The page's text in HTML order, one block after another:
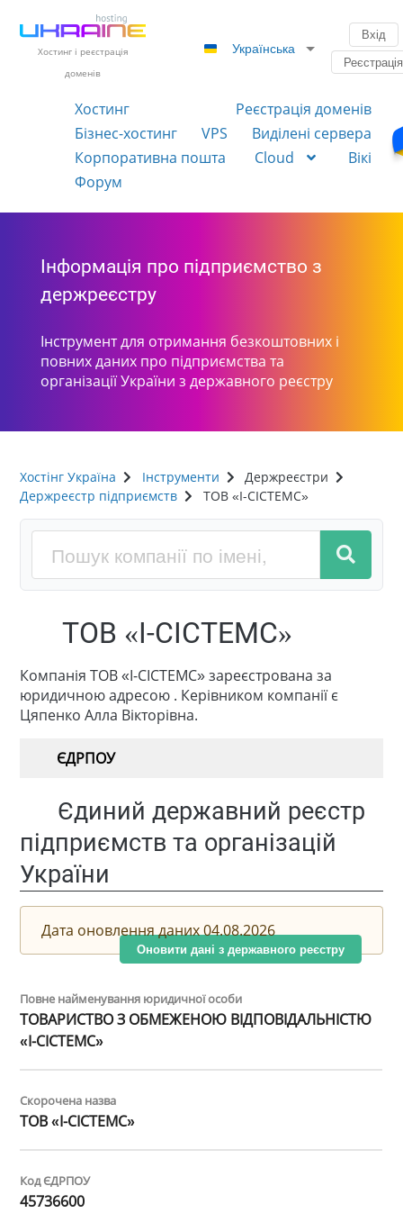
Хостинг і реєстрація
доменів
Українська
Вхід
Реєстрація
Хостинг
Реєстрація доменів
Бізнес-хостинг
VPS
Виділені сервера
Корпоративна пошта
Cloud
Вікі
Форум
Інформація про підприємство з
держреєстру
Інструмент для отримання безкоштовних і
повних даних про підприємства та
організації України з державного реєстру
Хостінг Україна Інструменти
Держреєстри
Держреєстр підприємств
ТОВ «І-СІСТЕМС»
ТОВ «І-СІСТЕМС»
Компанія ТОВ «І-СІСТЕМС» зареєстрована за
юридичною адресою . Керівником компанії є
Цяпенко Алла Вікторівна.
ЄДРПОУ
Єдиний державний реєстр
підприємств та організацій
України
Дата оновлення даних 04.08.2026
Оновити дані з державного реєстру
Повне найменування юридичної особи
ТОВАРИСТВО З ОБМЕЖЕНОЮ ВІДПОВІДАЛЬНІСТЮ
«І-СІСТЕМС»
Скорочена назва
ТОВ «І-СІСТЕМС»
Код ЄДРПОУ
45736600